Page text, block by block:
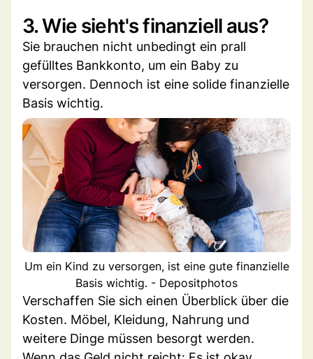
3. Wie sieht's finanziell aus?
Sie brauchen nicht unbedingt ein prall
gefülltes Bankkonto, um ein Baby zu
versorgen. Dennoch ist eine solide finanzielle
Basis wichtig.
Um ein Kind zu versorgen, ist eine gute finanzielle
Basis wichtig. - Depositphotos
Verschaffen Sie sich einen Überblick über die
Kosten. Möbel, Kleidung, Nahrung und
weitere Dinge müssen besorgt werden.